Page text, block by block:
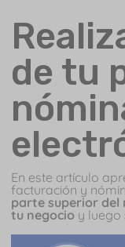
de tu
En este artículo
facturación y
parte superior del
tu negocio y luego